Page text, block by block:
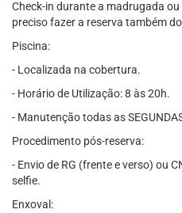
Check-in durante a madrugada ou
preciso fazer a reserva também
Piscina:
- Localizada na cobertura.
- Horário de Utilização: 8 às 20h.
- Manutenção todas as
Procedimento pós-reserva:
- Envio de RG (frente e verso) ou
selfie.
Enxoval: